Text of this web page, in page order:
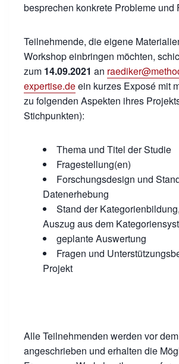
besprechen konkrete Probleme und
Teilnehmende, die eigene
Workshop einbringen möchten,
zum 14.09.2021 an
expertise.deein kurzes Exposé mit
zu folgenden Aspekten ihres
Stichpunkten):
Thema und Titel der Studie
Fragestellung(en)
Forschungsdesign und
Datenerhebung
Stand der
Auszug aus dem
geplante Auswertung
Fragen und
Projekt
Alle Teilnehmenden werden vor
angeschrieben und erhalten die